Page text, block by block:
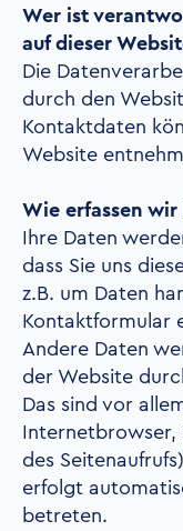
Wer ist
auf dieser
Die
durch den
Kontaktdaten
Website
Wie erfassen wir
Ihre Daten
dass Sie uns
z.B. um Daten
Kontaktformular
Andere Daten
der Website
Das sind vor
Internetbrowser,
des
erfolgt
betreten.